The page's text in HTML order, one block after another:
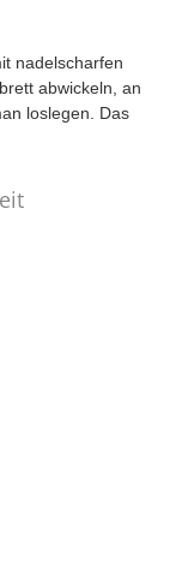
nadelscharfen
abwickeln, an
loslegen. Das